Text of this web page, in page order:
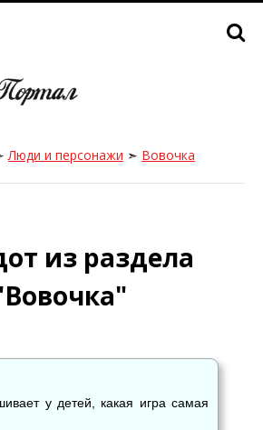
Люди и персонажи ➣ Вовочка
из раздела
у детей, какая игра самая